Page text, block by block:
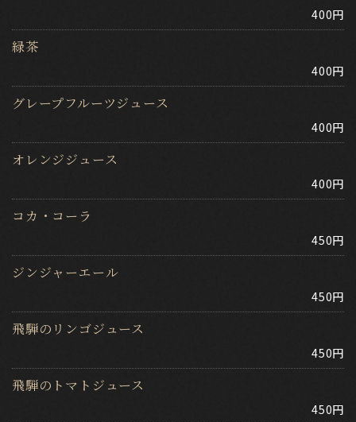
400円
緑茶
400円
グレープフルーツジュース
400円
オレンジジュース
400円
コカ・コーラ
450円
ジンジャーエール
450円
飛騨のリンゴジュース
450円
飛騨のトマトジュース
450円